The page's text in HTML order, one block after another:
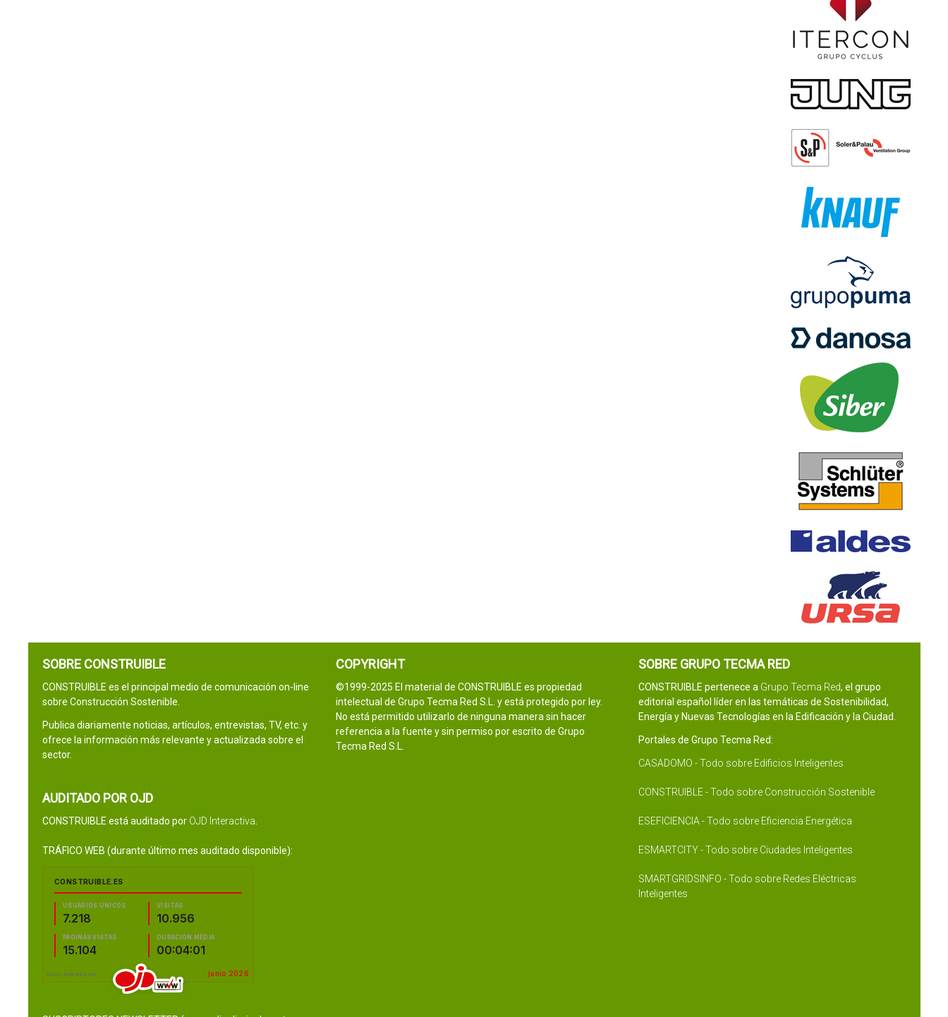
SOBRE CONSTRUIBLE
CONSTRUIBLE es el principal medio de comunicación on-line
sobre Construcción Sostenible.
Publica diariamente noticias, artículos, entrevistas, TV, etc. y
ofrece la información más relevante y actualizada sobre el
sector.
AUDITADO POR OJD
CONSTRUIBLE está auditado por OJD Interactiva
TRÁFICO WEB (durante último mes auditado disponible):
COPYRIGHT
©1999-2025 El material de CONSTRUIBLE es propiedad
intelectual de Grupo Tecma Red S.L. y está protegido por ley.
No está permitido utilizarlo de ninguna manera sin hacer
referencia a la fuente y sin permiso por escrito de Grupo
Tecma Red S.L.
SOBRE GRUPO TECMA RED
CONSTRUIBLE pertenece a Grupo Tecma Red, el grupo
editorial español líder en las temáticas de Sostenibilidad,
Energía y Nuevas Tecnologías en la Edificación y la Ciudad.
Portales de Grupo Tecma Red:
CASADOMO - Todo sobre Edificios Inteligentes
CONSTRUIBLE - Todo sobre Construcción Sostenible
ESEFICIENCIA - Todo sobre Eficiencia Energética
ESMARTCITY - Todo sobre Ciudades Inteligentes
SMARTGRIDSINFO - Todo sobre Redes Eléctricas
Inteligentes